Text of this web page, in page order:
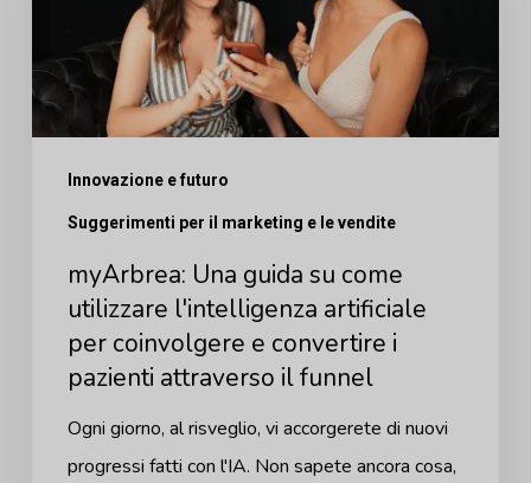
utilizzare
l'intelligenza
coinvolgere
convertire
pazienti
attraverso
Innovazione e futuro
Suggerimenti per il marketing e le vendite
myArbrea: Una guida su come
utilizzare l'intelligenza artificiale
per coinvolgere e convertire i
pazienti attraverso il funnel
Ogni giorno, al risveglio, vi accorgerete di nuovi
progressi fatti con l'IA. Non sapete ancora cosa,